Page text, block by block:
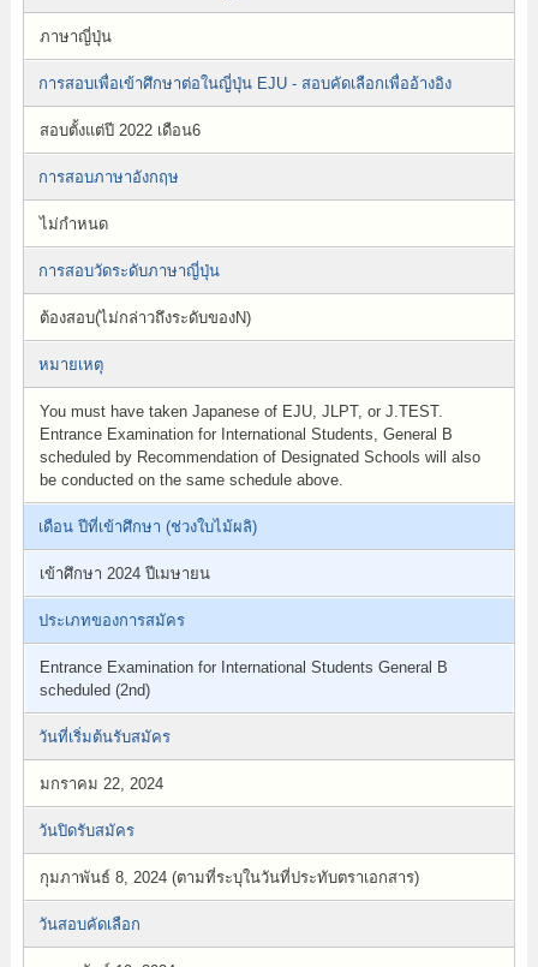
ภาษาญี่ปุ่น
การสอบเพื่อเข้าศึกษาต่อในญี่ปุ่น EJU - สอบคัดเลือกเพื่ออ้างอิง
สอบตั้งแต่ปี 2022 เดือน6
การสอบภาษาอังกฤษ
ไม่กำหนด
การสอบวัดระดับภาษาญี่ปุ่น
ต้องสอบ(ไม่กล่าวถึงระดับของN)
หมายเหตุ
You must have taken Japanese of EJU, JLPT, or J.TEST.
Entrance Examination for International Students, General B
scheduled by Recommendation of Designated Schools will also
be conducted on the same schedule above.
เดือน ปีที่เข้าศึกษา (ช่วงใบไม้ผลิ)
เข้าศึกษา 2024 ปีเมษายน
ประเภทของการสมัคร
Entrance Examination for International Students General B
scheduled (2nd)
วันที่เริ่มต้นรับสมัคร
มกราคม 22, 2024
วันปิดรับสมัคร
กุมภาพันธ์ 8, 2024 (ตามที่ระบุในวันที่ประทับตราเอกสาร)
วันสอบคัดเลือก